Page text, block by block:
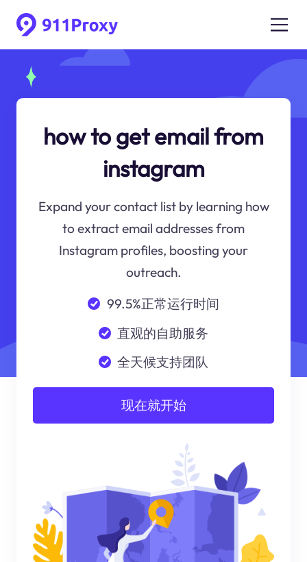
how to get email from
instagram
Expand your contact list by learning how
to extract email addresses from
Instagram profiles, boosting your
outreach.
99.5%正常运行时间
直观的自助服务
全天候支持团队
现在就开始